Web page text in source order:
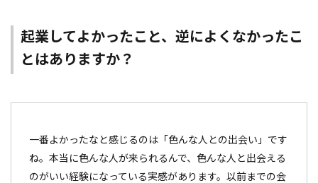
起業してよかったこと、逆によくなかったこ
とはありますか？
一番よかったなと感じるのは「色んな人との出会い」です
ね。本当に色んな人が来られるんで、色んな人と出会える
のがいい経験になっている実感があります。以前までの会